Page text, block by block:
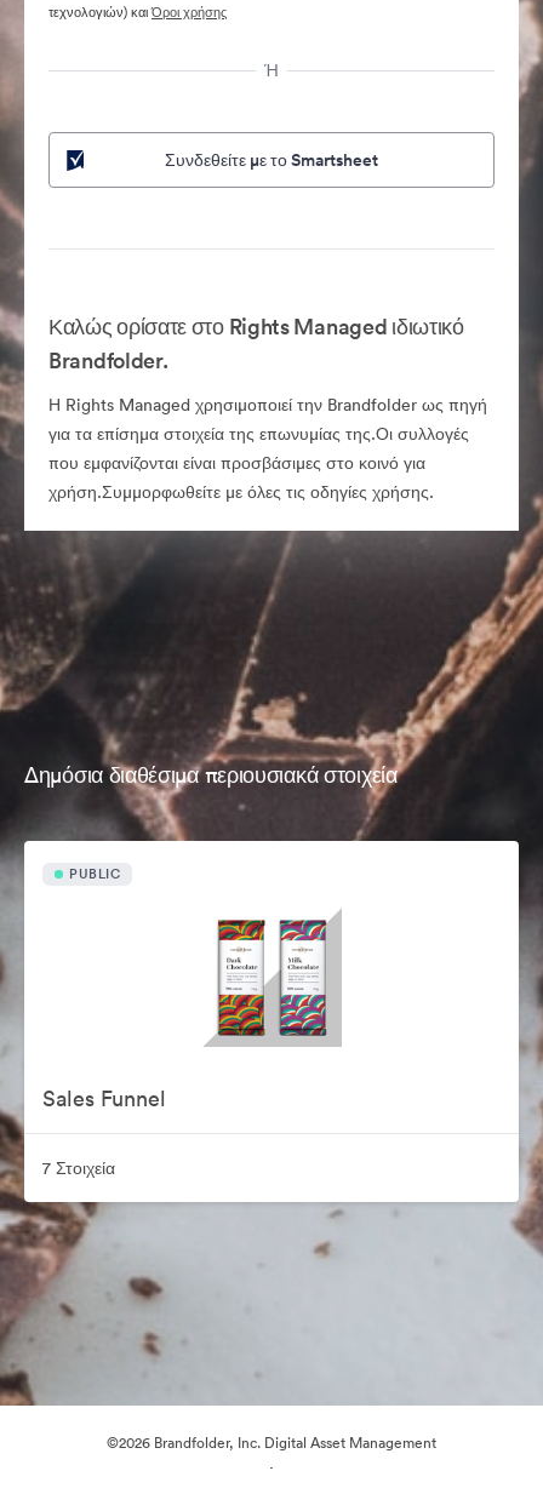
τεχνολογιών) καιΌροι χρήσης
Ή
Συνδεθείτε με το Smartsheet
Καλώς ορίσατε στο Rights Managed ιδιωτικό
Brandfolder.
Η Rights Managed χρησιμοποιεί την Brandfolder ως πηγή
για τα επίσημα στοιχεία της επωνυμίας της.Οι συλλογές
που εμφανίζονται είναι προσβάσιμες στο κοινό για
χρήση.Συμμορφωθείτε με όλες τις οδηγίες χρήσης.
Δημόσια διαθέσιμα περιουσιακά στοιχεία
PUBLIC
Sales Funnel
7 Στοιχεία
©2026 Brandfolder, Inc. Digital Asset Management
·